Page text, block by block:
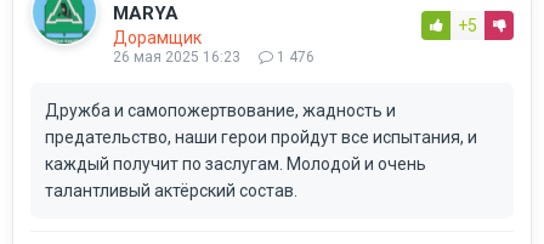
MARYA
Дорамщик
26 мая 2025 16:23 1 476
+5
Дружба и самопожертвование, жадность и
предательство, наши герои пройдут все испытания, и
каждый получит по заслугам. Молодой и очень
талантливый актёрский состав.